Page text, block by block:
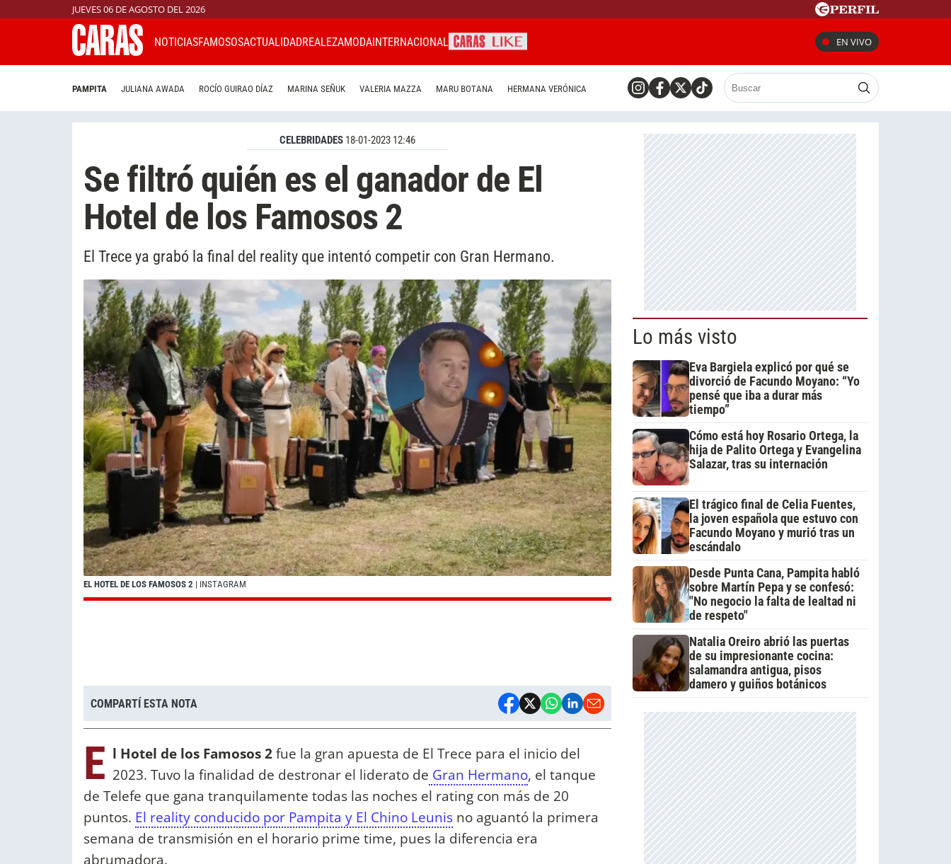
JUEVES 06 DE AGOSTO DEL 2026
NOTICIASFAMOSOSACTUALIDADREALEZAMODAINTERNACIONAL EN VIVO
PAMPITA JULIANA AWADA ROCÍO GUIRAO DÍAZ MARINA SEÑUK VALERIA MAZZA MARU BOTANA HERMANA VERÓNICA
CELEBRIDADES 18-01-2023 12:46
Se filtró quién es el ganador de El
Hotel de los Famosos 2
El Trece ya grabó la final del reality que intentó competir con Gran Hermano.
EL HOTEL DE LOS FAMOSOS 2 | INSTAGRAM
COMPARTÍ ESTA NOTA
E l Hotel de los Famosos 2fue la gran apuesta de El Trece para el inicio del
2023. Tuvo la finalidad de destronar el liderato de Gran Hermano, el tanque
de Telefe que gana tranquilamente todas las noches el rating con más de 20
puntos. El reality conducido por Pampita y El Chino Leunis no aguantó la primera
semana de transmisión en el horario prime time, pues la diferencia era
abrumadora.
Lo más visto
Eva Bargiela explicó por qué se
divorció de Facundo Moyano: “Yo
pensé que iba a durar más
tiempo”
Cómo está hoy Rosario Ortega, la
hija de Palito Ortega y Evangelina
Salazar, tras su internación
El trágico final de Celia Fuentes,
la joven española que estuvo con
Facundo Moyano y murió tras un
escándalo
Desde Punta Cana, Pampita habló
sobre Martín Pepa y se confesó:
"No negocio la falta de lealtad ni
de respeto"
Natalia Oreiro abrió las puertas
de su impresionante cocina:
salamandra antigua, pisos
damero y guiños botánicos